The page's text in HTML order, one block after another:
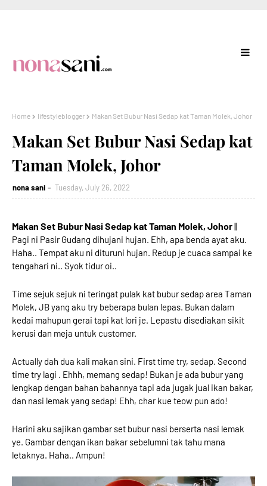
Home lifestyleblogger Makan Set Bubur Nasi Sedap kat Taman Molek, Johor
Makan Set Bubur Nasi Sedap kat
Taman Molek, Johor
nona sani Tuesday, July 26, 2022
Makan Set Bubur Nasi Sedap kat Taman Molek, Johor||
Pagi ni Pasir Gudang dihujani hujan. Ehh, apa benda ayat aku.
Haha.. Tempat aku ni dituruni hujan. Redup je cuaca sampai ke
tengahari ni.. Syok tidur oi..
Time sejuk sejuk ni teringat pulak kat bubur sedap area Taman
Molek, JB yang aku try beberapa bulan lepas. Bukan dalam
kedai mahupun gerai tapi kat lori je. Lepastu disediakan sikit
kerusi dan meja untuk customer.
Actually dah dua kali makan sini. First time try, sedap. Second
time try lagi . Ehhh, memang sedap! Bukan je ada bubur yang
lengkap dengan bahan bahannya tapi ada jugak jual ikan bakar,
dan nasi lemak yang sedap! Ehh, char kue teow pun ado!
Harini aku sajikan gambar set bubur nasi berserta nasi lemak
ye. Gambar dengan ikan bakar sebelumni tak tahu mana
letaknya. Haha.. Ampun!